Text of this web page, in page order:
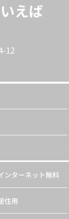
えば
12
ンターネット無料
住用